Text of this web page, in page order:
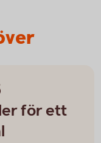
för ett